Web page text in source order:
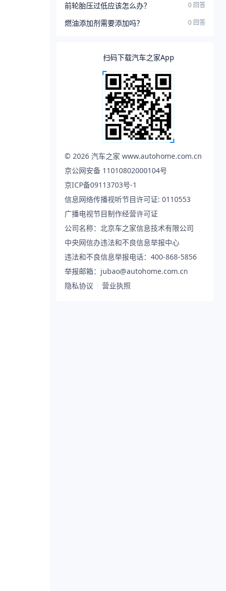
前轮胎压过低应该怎么办？ 0 回答
燃油添加剂需要添加吗？ 0 回答
扫码下载汽车之家App
© 2026 汽车之家 www.autohome.com.cn
京公网安备 11010802000104号
京ICP备09113703号-1
信息网络传播视听节目许可证: 0110553
广播电视节目制作经营许可证
公司名称：北京车之家信息技术有限公司
中央网信办违法和不良信息举报中心
违法和不良信息举报电话：400-868-5856
举报邮箱：jubao@autohome.com.cn
隐私协议
营业执照